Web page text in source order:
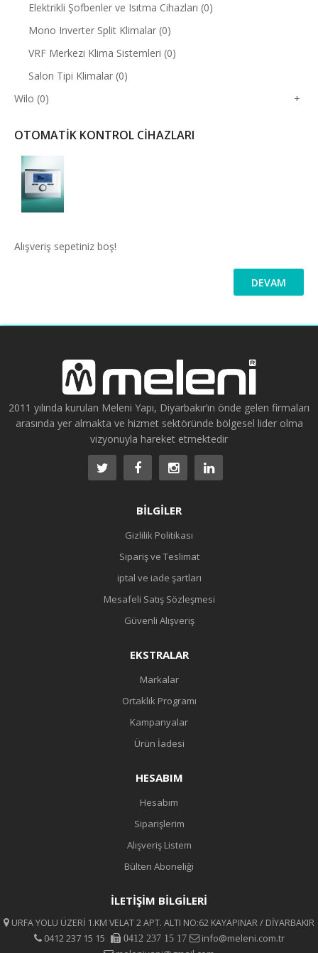
Elektrikli Şofbenler ve Isıtma Cihazları (0)
Mono Inverter Split Klimalar (0)
VRF Merkezi Klima Sistemleri (0)
Salon Tipi Klimalar (0)
Wilo (0)
+
OTOMATIK KONTROL CIHAZLARI
Alışveriş sepetiniz boş!
DEVAM
2011 yılında kurulan Meleni Yapı, Diyarbakır’ın önde gelen firmaları
arasında yer almakta ve hizmet sektöründe bölgesel lider olma
vizyonuyla hareket etmektedir
BILGILER
Gizlilik Politikası
Sipariş ve Teslimat
iptal ve iade şartları
Mesafeli Satış Sözleşmesi
Güvenli Alışveriş
EKSTRALAR
Markalar
Ortaklık Programı
Kampanyalar
Ürün İadesi
HESABIM
Hesabım
Siparişlerim
Alışveriş Listem
Bülten Aboneliği
İLETİŞİM BİLGİLERİ
URFA YOLU ÜZERİ 1.KM VELAT 2 APT. ALTI NO:62 KAYAPINAR / DİYARBAKIR
0412 237 15 15 0412 237 15 17
info@meleni.com.tr